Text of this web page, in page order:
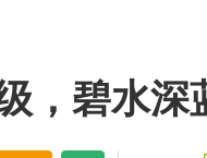
，碧水深